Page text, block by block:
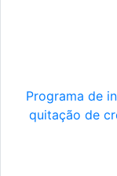
Programa de
quitação de